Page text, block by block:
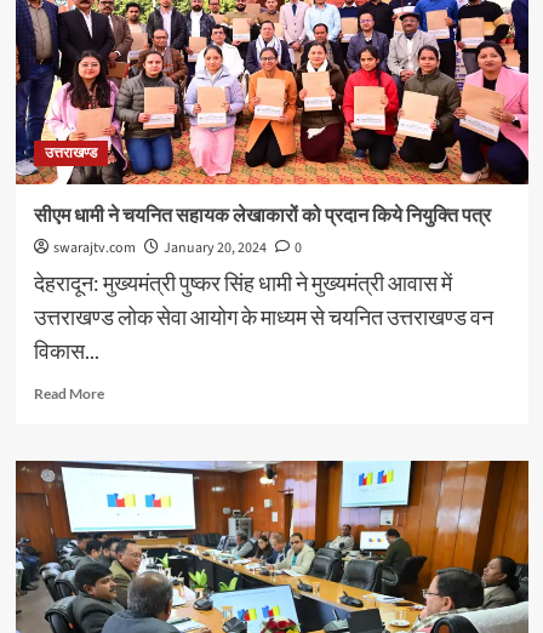
केन्द्र
होगी
सूचना
विभाग
की
झांकी,
‘‘विकसित
उत्तराखण्ड‘‘
की
थीम
पर
है
तैयार
उत्तराखण्ड
सीएम धामी ने चयनित सहायक लेखाकारों को प्रदान किये नियुक्ति पत्र
swarajtv.com January 20, 2024 0
देहरादून: मुख्यमंत्री पुष्कर सिंह धामी ने मुख्यमंत्री आवास में
उत्तराखण्ड लोक सेवा आयोग के माध्यम से चयनित उत्तराखण्ड वन
विकास...
Read MoreRead
सीएम
ने
चयनित
सहायक
लेखाकारों
को
प्रदान